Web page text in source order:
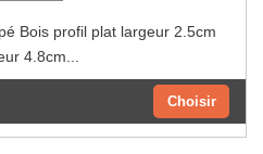
Bois profil plat largeur 2.5cm
4.8cm...
Choisir